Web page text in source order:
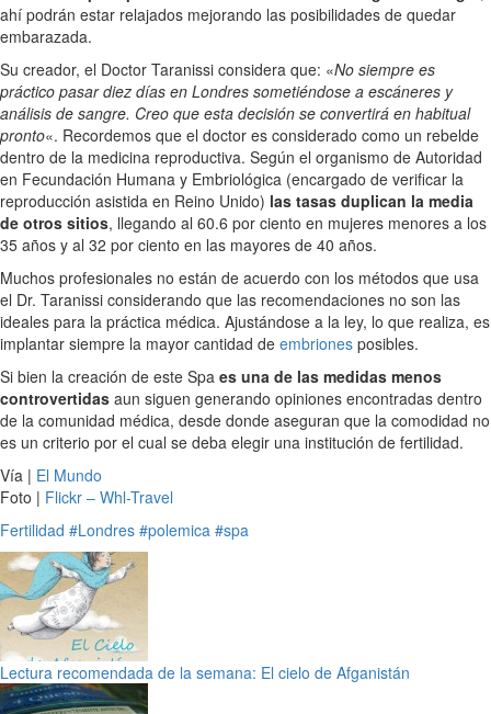
ahí podrán estar relajados mejorando las posibilidades de quedar
embarazada.
Su creador, el Doctor Taranissi considera que: «No siempre es
práctico pasar diez días en Londres sometiéndose a escáneres y
análisis de sangre. Creo que esta decisión se convertirá en habitual
pronto«. Recordemos que el doctor es considerado como un rebelde
dentro de la medicina reproductiva. Según el organismo de Autoridad
en Fecundación Humana y Embriológica (encargado de verificar la
reproducción asistida en Reino Unido) las tasas duplican la media
de otros sitios, llegando al 60.6 por ciento en mujeres menores a los
35 años y al 32 por ciento en las mayores de 40 años.
Muchos profesionales no están de acuerdo con los métodos que usa
el Dr. Taranissi considerando que las recomendaciones no son las
ideales para la práctica médica. Ajustándose a la ley, lo que realiza, es
implantar siempre la mayor cantidad de embriones posibles.
Si bien la creación de este Spa es una de las medidas menos
controvertidas aun siguen generando opiniones encontradas dentro
de la comunidad médica, desde donde aseguran que la comodidad no
es un criterio por el cual se deba elegir una institución de fertilidad.
Vía | El Mundo
Foto | Flickr – Whl-Travel
Fertilidad #Londres #polemica #spa
Lectura recomendada de la semana: El cielo de Afganistán